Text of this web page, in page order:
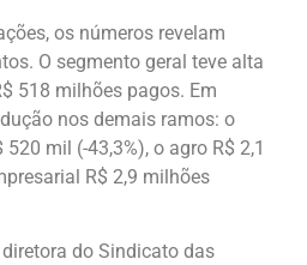
os números revelam
O segmento geral teve alta
518 milhões pagos. Em
nos demais ramos: o
mil (-43,3%), o agro R$ 2,1
R$ 2,9 milhões
do Sindicato das